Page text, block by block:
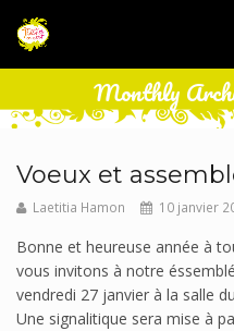
Monthly
Voeux et
Laetitia Hamon 10 janvier
Bonne et heureuse année à
vous invitons à notre
vendredi 27 janvier à la salle
Une signalitique sera mise à